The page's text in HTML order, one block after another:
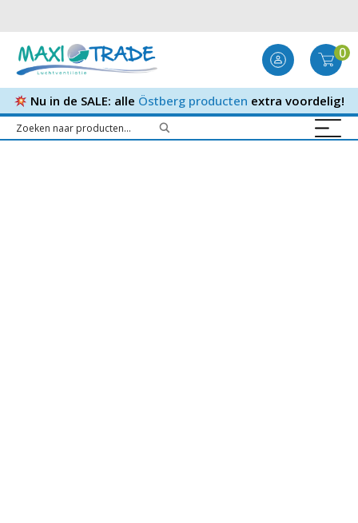
0
Nu in de SALE: alle Östberg producten extra voordelig!